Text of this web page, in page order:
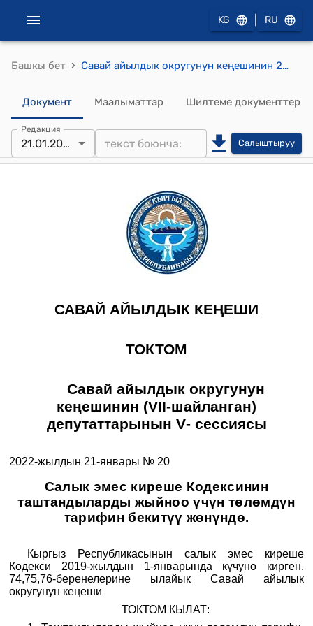
KG RU
Башкы бет › Савай айылдык округунун кеңешинин 2022-жылдын 21-январындагы № 20 "Салык эмес киреше Кодексинин таштандыларды жыйноо үчүн төлөмдүн тарифин бекитүү жөнүндө" токтому
Документ Маалыматтар Шилтеме документтер
Редакция
21.01.2022 Салыштыруу